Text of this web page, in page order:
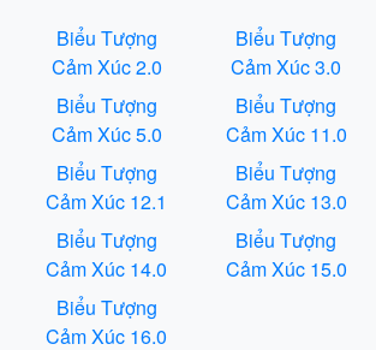
Biểu Tượng
Cảm Xúc 2.0
Biểu Tượng
Cảm Xúc 3.0
Biểu Tượng
Cảm Xúc 5.0
Biểu Tượng
Cảm Xúc 11.0
Biểu Tượng
Cảm Xúc 12.1
Biểu Tượng
Cảm Xúc 13.0
Biểu Tượng
Cảm Xúc 14.0
Biểu Tượng
Cảm Xúc 15.0
Biểu Tượng
Cảm Xúc 16.0